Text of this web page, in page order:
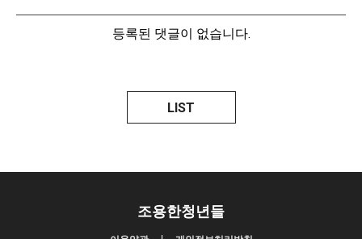
등록된 댓글이 없습니다.
LIST
조용한청년들